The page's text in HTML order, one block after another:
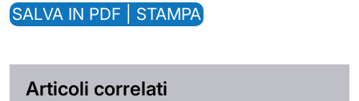
SALVA IN PDF | STAMPA
Articoli correlati